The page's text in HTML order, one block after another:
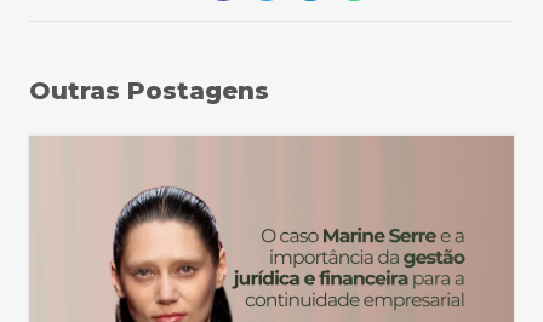
Outras Postagens